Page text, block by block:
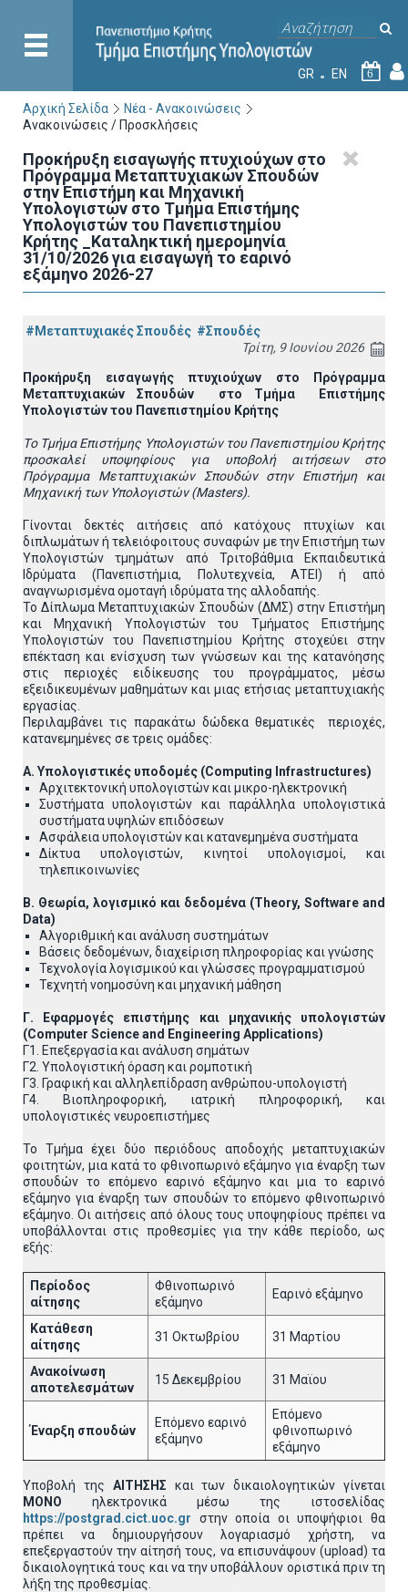
GR EN 6
Αρχική Σελίδα
Νέα - Ανακοινώσεις
Ανακοινώσεις / Προσκλήσεις
Προκήρυξη εισαγωγής πτυχιούχων στo
Πρόγραμμα Μεταπτυχιακών Σπουδών
στην Επιστήμη και Μηχανική
Υπολογιστών στο Τμήμα Eπιστήμης
Υπολογιστών του Πανεπιστημίου
Κρήτης _Καταληκτική ημερομηνία
31/10/2026 για εισαγωγή το εαρινό
εξάμηνο 2026-27
#Μεταπτυχιακές Σπουδές #Σπουδές
Τρίτη, 9 Ιουνίου 2026
Προκήρυξη εισαγωγής πτυχιούχων στo Πρόγραμμα
Μεταπτυχιακών Σπουδών στο Τμήμα
Eπιστήμης
Υπολογιστών του Πανεπιστημίου Κρήτης
Tο Tμήμα Επιστήμης Υπολογιστών του Πανεπιστημίου Κρήτης
προσκαλεί υποψηφίους για υποβολή αιτήσεων στο
Πρόγραμμα Μεταπτυχιακών Σπουδών στην Επιστήμη και
Μηχανική των Υπολογιστών (Masters).
Γίνονται δεκτές αιτήσεις από κατόχους πτυχίων και
διπλωμάτων ή τελειόφοιτους συναφών με την Επιστήμη των
Υπολογιστών τμημάτων από Τριτοβάθμια Εκπαιδευτικά
Ιδρύματα (Πανεπιστήμια, Πολυτεχνεία, ΑΤΕΙ) ή από
αναγνωρισμένα ομοταγή ιδρύματα της αλλοδαπής.
To Δίπλωμα Μεταπτυχιακών Σπουδών (ΔΜΣ) στην Επιστήμη
και Μηχανική Υπολογιστών του Τμήματος Επιστήμης
Υπολογιστών του Πανεπιστημίου Κρήτης στοχεύει στην
επέκταση και ενίσχυση των γνώσεων και της κατανόησης
στις περιοχές ειδίκευσης του προγράμματος, μέσω
εξειδικευμένων μαθημάτων και μιας ετήσιας μεταπτυχιακής
εργασίας.
Περιλαμβάνει τις παρακάτω δώδεκα θεματικές περιοχές,
κατανεμημένες σε τρεις ομάδες:
Α. Υπολογιστικές υποδομές (Computing Infrastructures)
Αρχιτεκτονική υπολογιστών και μικρο-ηλεκτρονική
Συστήματα υπολογιστών και παράλληλα υπολογιστικά
συστήματα υψηλών επιδόσεων
Ασφάλεια υπολογιστών και κατανεμημένα συστήματα
Δίκτυα υπολογιστών, κινητοί υπολογισμοί, και
τηλεπικοινωνίες
Β. Θεωρία, λογισμικό και δεδομένα (Theory, Software and
Data)
Αλγοριθμική και ανάλυση συστημάτων
Βάσεις δεδομένων, διαχείριση πληροφορίας και γνώσης
Τεχνολογία λογισμικού και γλώσσες προγραμματισμού
Τεχνητή νοημοσύνη και μηχανική μάθηση
Γ. Εφαρμογές επιστήμης και μηχανικής υπολογιστών
(Computer Scienceand Engineering Applications)
Γ1. Επεξεργασία και ανάλυση σημάτων
Γ2. Υπολογιστική όραση και ρομποτική
Γ3. Γραφική και αλληλεπίδραση ανθρώπου-υπολογιστή
Γ4. Βιοπληροφορική, ιατρική πληροφορική, και
υπολογιστικές νευροεπιστήμες
Το Τμήμα έχει δύο περιόδους αποδοχής μεταπτυχιακών
φοιτητών, μια κατά το φθινοπωρινό εξάμηνο για έναρξη των
σπουδών το επόμενο εαρινό εξάμηνο και μια το εαρινό
εξάμηνο για έναρξη των σπουδών το επόμενο φθινοπωρινό
εξάμηνο. Οι αιτήσεις από όλους τους υποψηφίους πρέπει να
υποβάλλονται στις προθεσμίες για την κάθε περίοδο, ως
εξής:
Περίοδος
αίτησης
Φθινοπωρινό
εξάμηνο
Εαρινό εξάμηνο
Κατάθεση
αίτησης
31 Οκτωβρίου 31 Μαρτίου
Ανακοίνωση
αποτελεσμάτων
15 Δεκεμβρίου 31 Μαϊου
Έναρξη σπουδών
Επόμενο εαρινό
εξάμηνο
Επόμενο
φθινοπωρινό
εξάμηνο
Υποβολή της ΑΙΤΗΣΗΣ και των δικαιολογητικών γίνεται
MONO ηλεκτρονικά μέσω της ιστοσελίδας
https://postgrad.cict.uoc.gr στην οποία οι υποψήφιοι θα
πρέπει να δημιουργήσουν λογαριασμό χρήστη, να
επεξεργαστούν την αίτησή τους, να επισυνάψουν (upload) τα
δικαιολογητικά τους και να την υποβάλλουν οριστικά πριν τη
λήξη της προθεσμίας.